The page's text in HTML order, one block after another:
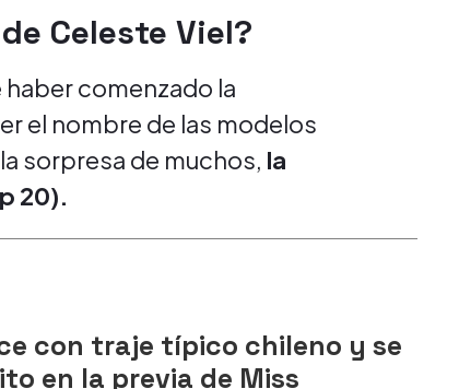
Celeste Viel?
comenzado la
el nombre de las modelos
sorpresa de muchos, la
20).
con traje típico chileno y se
en la previa de Miss